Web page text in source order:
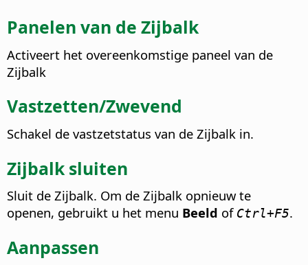
Panelen van de Zijbalk
Activeert het overeenkomstige paneel van de
Zijbalk
Vastzetten/Zwevend
Schakel de vastzetstatus van de Zijbalk in.
Zijbalk sluiten
Sluit de Zijbalk. Om de Zijbalk opnieuw te
openen, gebruikt u het menu Beeld of Ctrl+F5.
Aanpassen